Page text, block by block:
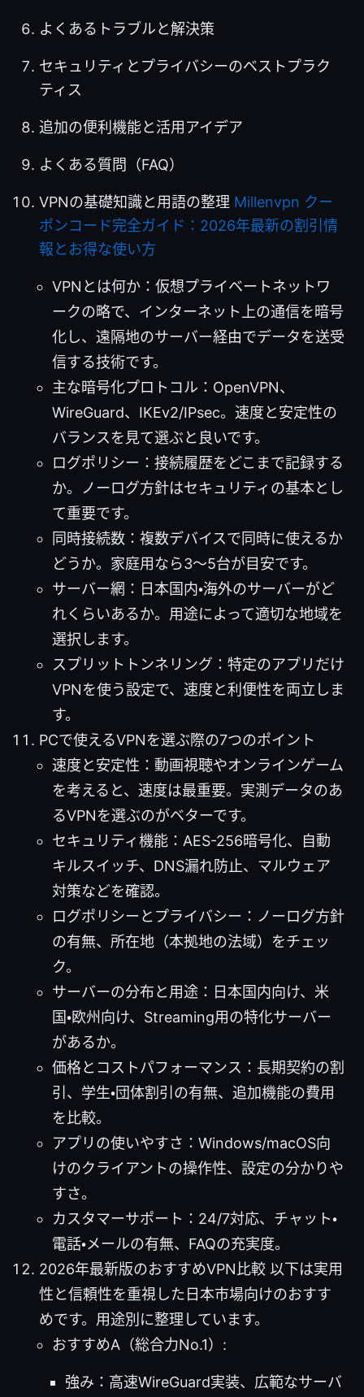
よくあるトラブルと解決策
セキュリティとプライバシーのベストプラク
ティス
追加の便利機能と活用アイデア
よくある質問（FAQ）
VPNの基礎知識と用語の整理 Millenvpn クー
ポンコード完全ガイド：2026年最新の割引情
報とお得な使い方
VPNとは何か：仮想プライベートネットワ
ークの略で、インターネット上の通信を暗号
化し、遠隔地のサーバー経由でデータを送受
信する技術です。
主な暗号化プロトコル：OpenVPN、
WireGuard、IKEv2/IPsec。速度と安定性の
バランスを見て選ぶと良いです。
ログポリシー：接続履歴をどこまで記録する
か。ノーログ方針はセキュリティの基本とし
て重要です。
同時接続数：複数デバイスで同時に使えるか
どうか。家庭用なら3〜5台が目安です。
サーバー網：日本国内・海外のサーバーがど
れくらいあるか。用途によって適切な地域を
選択します。
スプリットトンネリング：特定のアプリだけ
VPNを使う設定で、速度と利便性を両立しま
す。
PCで使えるVPNを選ぶ際の7つのポイント
速度と安定性：動画視聴やオンラインゲーム
を考えると、速度は最重要。実測データのあ
るVPNを選ぶのがベターです。
セキュリティ機能：AES-256暗号化、自動
キルスイッチ、DNS漏れ防止、マルウェア
対策などを確認。
ログポリシーとプライバシー：ノーログ方針
の有無、所在地（本拠地の法域）をチェッ
ク。
サーバーの分布と用途：日本国内向け、米
国・欧州向け、Streaming用の特化サーバー
があるか。
価格とコストパフォーマンス：長期契約の割
引、学生・団体割引の有無、追加機能の費用
を比較。
アプリの使いやすさ：Windows/macOS向
けのクライアントの操作性、設定の分かりや
すさ。
カスタマーサポート：24/7対応、チャット・
電話・メールの有無、FAQの充実度。
2026年最新版のおすすめVPN比較 以下は実用
性と信頼性を重視した日本市場向けのおすす
めです。用途別に整理しています。
おすすめA（総合力No.1）:
強み：高速WireGuard実装、広範なサーバ